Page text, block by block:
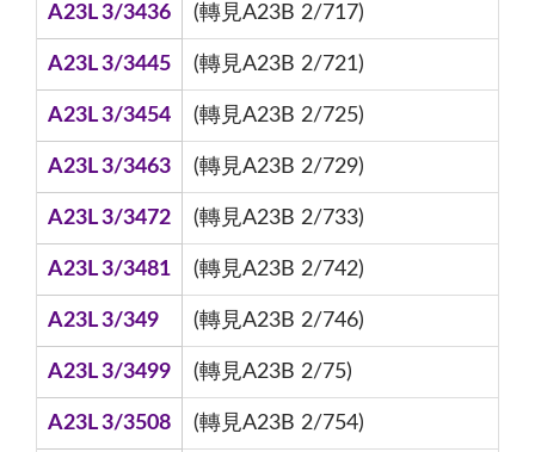
A23L 3/3436 (轉見A23B 2/717)
A23L 3/3445 (轉見A23B 2/721)
A23L 3/3454 (轉見A23B 2/725)
A23L 3/3463 (轉見A23B 2/729)
A23L 3/3472 (轉見A23B 2/733)
A23L 3/3481 (轉見A23B 2/742)
A23L 3/349 (轉見A23B 2/746)
A23L 3/3499 (轉見A23B 2/75)
A23L 3/3508 (轉見A23B 2/754)